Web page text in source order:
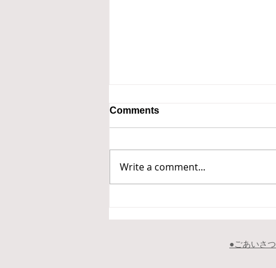
根室市新型コロナウイルス感
Comments
Write a comment...
​●ごあいさつ